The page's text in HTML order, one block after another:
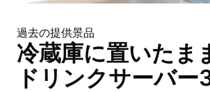
過去の提供景品
冷蔵庫に置いたま
ドリンクサーバー